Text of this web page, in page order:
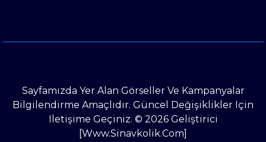
Sayfamızda Yer Alan Görseller Ve Kampanyalar
Bilgilendirme Amaçlıdır. Güncel Değişiklikler Için
Iletişime Geçiniz. © 2026 Geliştirici
[www.sinavkolik.com]